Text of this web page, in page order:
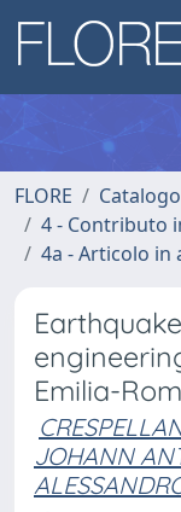
FLORE
4 - Contributo
4a - Articolo in
Emilia-
JOHANN